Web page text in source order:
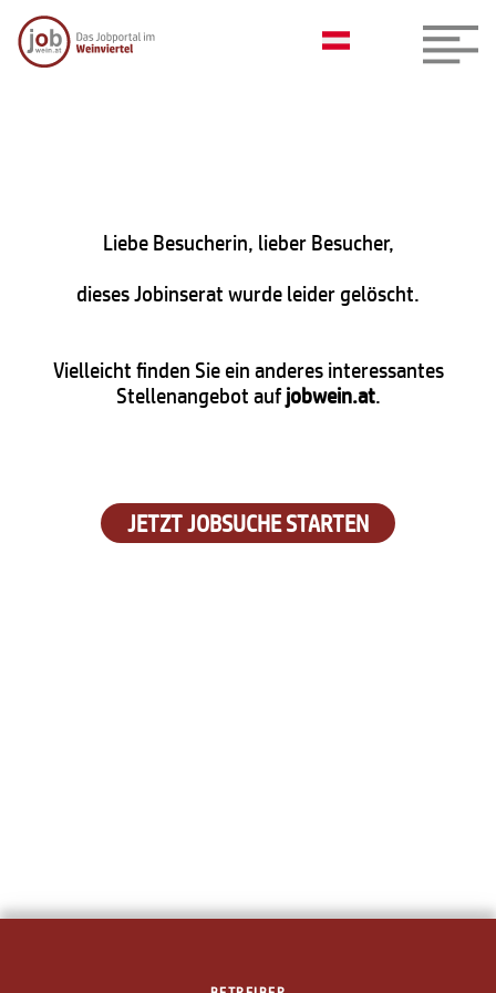
Liebe Besucherin, lieber Besucher,
dieses Jobinserat wurde leider gelöscht.
Vielleicht finden Sie ein anderes interessantes
Stellenangebot aufjobwein.at.
JETZT JOBSUCHE STARTEN